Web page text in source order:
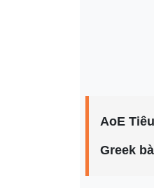
AoE
Greek